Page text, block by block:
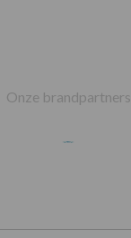
Onze brandpartners